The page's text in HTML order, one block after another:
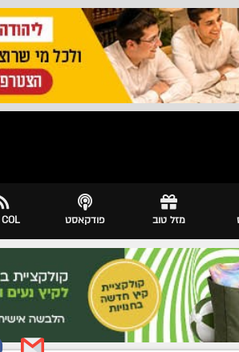
מזל טוב פודקאסט COL פיד